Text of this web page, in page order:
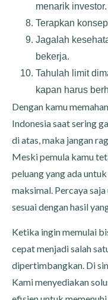
menarik investor.
Terapkan konsep
Jagalah
bekerja.
Tahulah limit
kapan harus
Dengan kamu
Indonesia saat sering
di atas, maka jangan
Meski pemula kamu
peluang yang ada
maksimal. Percaya
sesuai dengan hasil
Ketika ingin memulai
cepat menjadi salah
dipertimbangkan. Di
Kami menyediakan